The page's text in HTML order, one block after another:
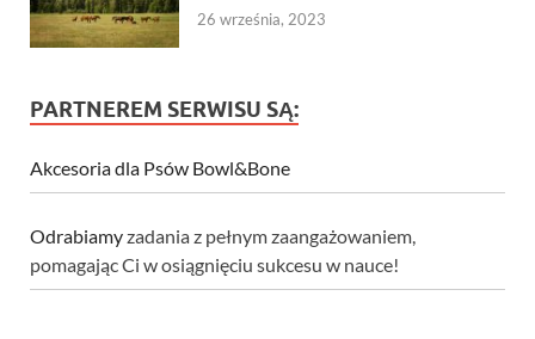
26 września, 2023
PARTNEREM SERWISU SĄ:
Akcesoria dla Psów Bowl&Bone
Odrabiamyzadania z pełnym zaangażowaniem,
pomagając Ci w osiągnięciu sukcesu w nauce!